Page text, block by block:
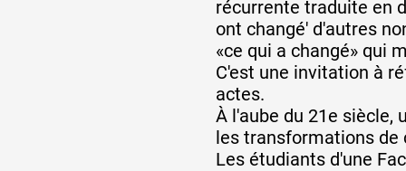
récurrente traduite en
ont changé' d'autres
«ce qui a changé» qui
C'est une invitation à
actes.
À l'aube du 21e siècle,
les transformations de
Les étudiants d'une